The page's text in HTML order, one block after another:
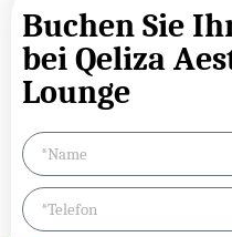
Buchen Sie
bei Qeliza
Lounge